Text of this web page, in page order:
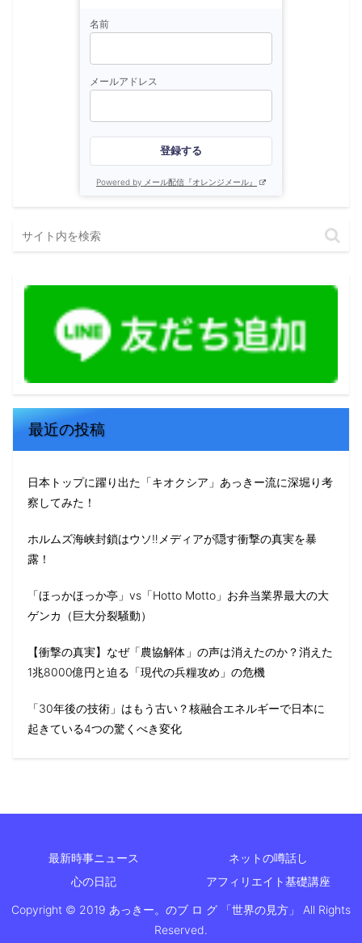
名前
メールアドレス
登録する
Powered by メール配信『オレンジメール』
最近の投稿
日本トップに躍り出た「キオクシア」あっきー流に深堀り考
察してみた！
ホルムズ海峡封鎖はウソ‼️メディアが隠す衝撃の真実を暴
露！
「ほっかほっか亭」vs「Hotto Motto」お弁当業界最大の大
ゲンカ（巨大分裂騒動）
【衝撃の真実】なぜ「農協解体」の声は消えたのか？消えた
1兆8000億円と迫る「現代の兵糧攻め」の危機
「30年後の技術」はもう古い？核融合エネルギーで日本に
起きている4つの驚くべき変化
最新時事ニュース
ネットの噂話し
心の日記
アフィリエイト基礎講座
Copyright © 2019 あっきー。のブ ロ グ 「世界の見方」 All Rights
Reserved.